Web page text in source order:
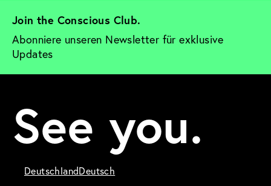
Join the Conscious Club.
Abonniere unseren Newsletter für exklusive
Updates
See you.
DeutschlandDeutsch